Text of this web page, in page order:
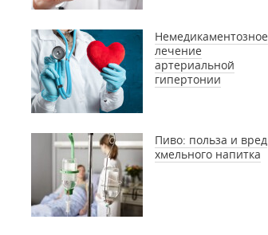
Немедикаментозное
лечение
артериальной
гипертонии
Пиво: польза и вред
хмельного напитка